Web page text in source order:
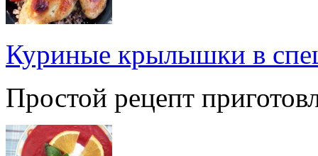
Куриные крылышки в
Простой рецепт